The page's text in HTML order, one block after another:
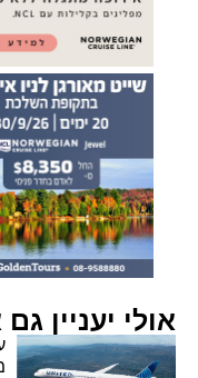
אולי יעניין גם